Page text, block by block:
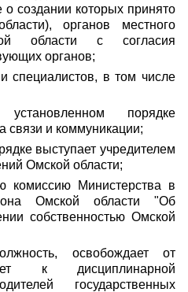
создании которых принято
органов местного
области с согласия
органов;
специалистов, в том числе
порядке
связи и коммуникации;
выступает учредителем
Омской области;
комиссию Министерства в
Омской области "Об
собственностью Омской
освобождает от
к дисциплинарной
государственных